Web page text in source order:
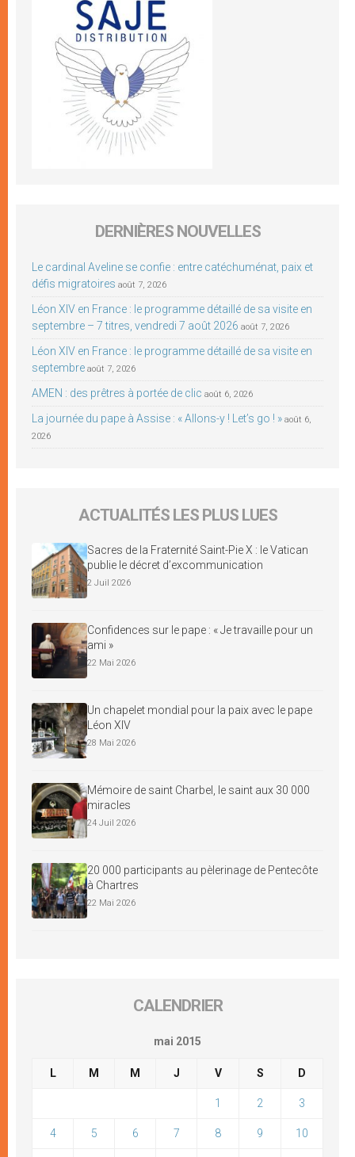
DERNIÈRES NOUVELLES
Le cardinal Aveline se confie : entre catéchuménat, paix et
défis migratoires août 7, 2026
Léon XIV en France : le programme détaillé de sa visite en
septembre – 7 titres, vendredi 7 août 2026 août 7, 2026
Léon XIV en France : le programme détaillé de sa visite en
septembre août 7, 2026
AMEN : des prêtres à portée de clic août 6, 2026
La journée du pape à Assise : « Allons-y ! Let’s go ! » août 6,
2026
ACTUALITÉS LES PLUS LUES
Sacres de la Fraternité Saint-Pie X : le Vatican
publie le décret d’excommunication
2 Juil 2026
Confidences sur le pape : « Je travaille pour un
ami »
22 Mai 2026
Un chapelet mondial pour la paix avec le pape
Léon XIV
28 Mai 2026
Mémoire de saint Charbel, le saint aux 30 000
miracles
24 Juil 2026
20 000 participants au pèlerinage de Pentecôte
à Chartres
22 Mai 2026
CALENDRIER
mai 2015
L M M J V S D
1 2 3
4 5 6 7 8 9 10